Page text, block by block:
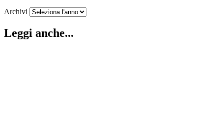
Archivi
Leggi anche...